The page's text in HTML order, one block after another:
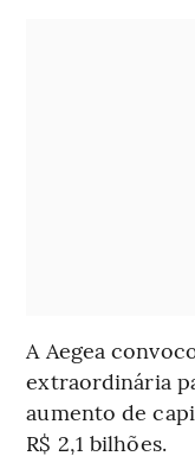
A Aegea
extraordinária
aumento de
R$ 2,1 bilhões.